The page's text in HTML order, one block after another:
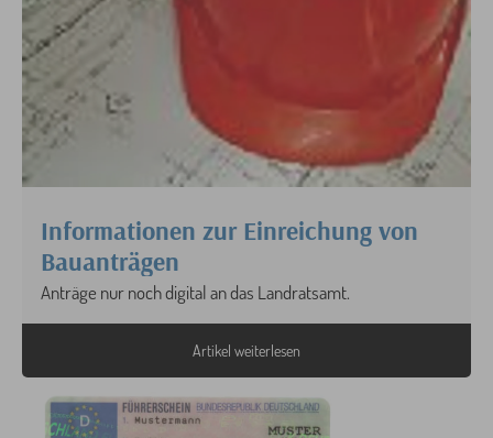
Informationen zur Einreichung von
Bauanträgen
Anträge nur noch digital an das Landratsamt.
Artikel weiterlesen